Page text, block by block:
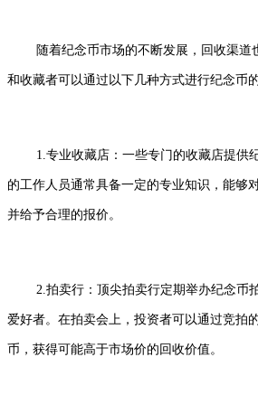
随着纪念币市场的不断发展，回收渠道
和收藏者可以通过以下几种方式进行纪念币的
1.专业收藏店：一些专门的收藏店提供
的工作人员通常具备一定的专业知识，能够
并给予合理的报价。
2.拍卖行：顶尖拍卖行定期举办纪念币
爱好者。在拍卖会上，投资者可以通过竞拍
币，获得可能高于市场价的回收价值。